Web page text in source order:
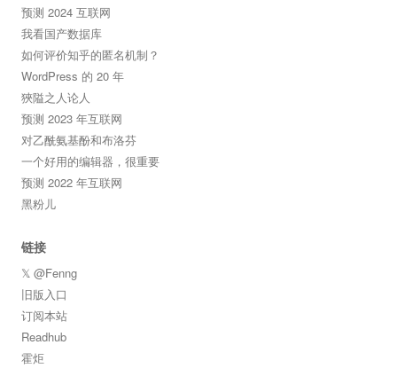
预测 2024 互联网
我看国产数据库
如何评价知乎的匿名机制？
WordPress 的 20 年
狹隘之人论人
预测 2023 年互联网
对乙酰氨基酚和布洛芬
一个好用的编辑器，很重要
预测 2022 年互联网
黑粉儿
链接
𝕏 @Fenng
旧版入口
订阅本站
Readhub
霍炬